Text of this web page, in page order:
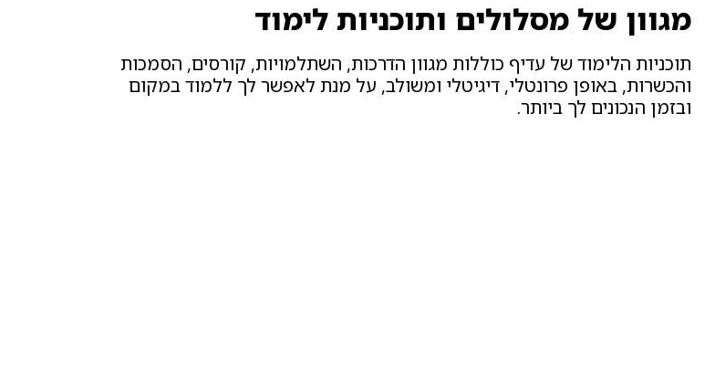
מגוון של מסלולים ותוכניות לימוד
תוכניות הלימוד של עדיף כוללות מגוון הדרכות, השתלמויות, קורסים, הסמכות
והכשרות, באופן פרונטלי, דיגיטלי ומשולב, על מנת לאפשר לך ללמוד במקום
ובזמן הנכונים לך ביותר.